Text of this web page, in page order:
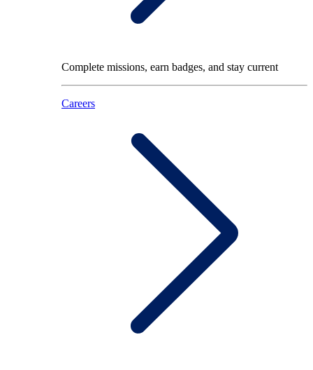
Complete missions, earn badges, and stay current
Careers